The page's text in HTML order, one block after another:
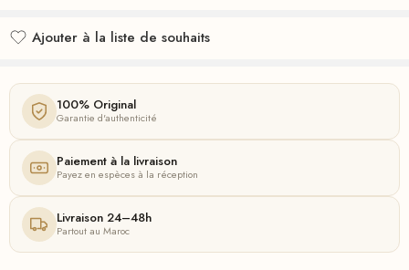
Ajouter à la liste de souhaits
100% Original
Garantie d'authenticité
Paiement à la livraison
Payez en espèces à la réception
Livraison 24–48h
Partout au Maroc